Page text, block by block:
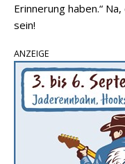
Erinnerung haben.“
sein!
ANZEIGE